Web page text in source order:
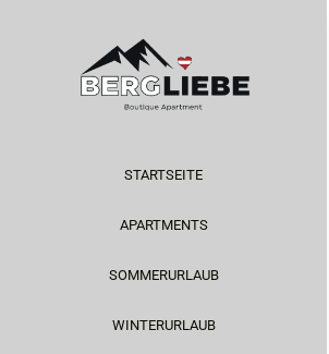
STARTSEITE
APARTMENTS
SOMMERURLAUB
WINTERURLAUB